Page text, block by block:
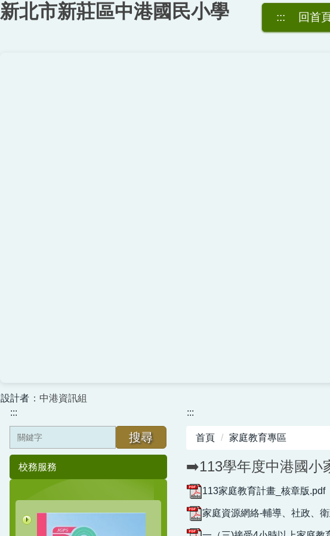
跳
到
::: 回首
新北市新莊區中港國民小學
設計者 ：中港資訊組
:::
搜尋
校務服務
:::
首頁 家庭教育專區
➡️113學年度中港國小
113家庭教育計畫_核章版.pdf
家庭資源網絡-輔導、社政、